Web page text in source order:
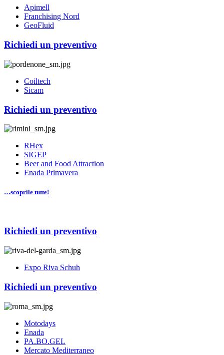
Apimell
Franchising Nord
GeoFluid
Richiedi un preventivo
Coiltech
Sicam
Richiedi un preventivo
RHex
SIGEP
Beer and Food Attraction
Enada Primavera
…scoprile tutte!
Richiedi un preventivo
Expo Riva Schuh
Richiedi un preventivo
Motodays
Enada
PA.BO.GEL
Mercato Mediterraneo